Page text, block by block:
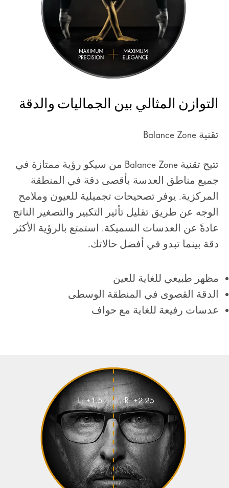
التوازن المثالي بين الجماليات والدقة
تقنية Balance Zone
تتيح تقنية Balance Zone من سيكو رؤية ممتازة في
جميع مناطق العدسة بأقصى دقة في المنطقة
المركزية. يوفر تصحيحات تجميلية للعيون وملامح
الوجه عن طريق تقليل تأثير التكبير والتصغير الناتج
عادةً عن العدسات السميكة. استمتع بالرؤية الأكثر
دقة بينما تبدو في أفضل حالاتك.
مظهر طبيعي للغاية للعين
الدقة القصوى في المنطقة الوسطى
عدسات رفيعة للغاية مع حواف